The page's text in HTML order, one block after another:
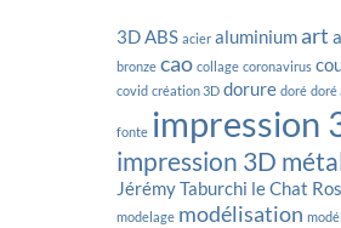
3DABS acier aluminium art
bronze cao collage coronavirus
covid création 3D dorure doré doré
fonte impression
impression 3D
Jérémy Taburchi le Chat
modelage modélisation